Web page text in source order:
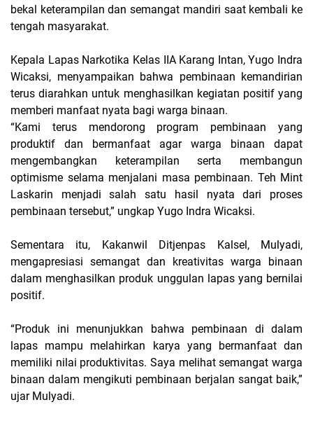
bekal keterampilan dan semangat mandiri saat kembali ke
tengah masyarakat.
Kepala Lapas Narkotika Kelas IIA Karang Intan, Yugo Indra
Wicaksi, menyampaikan bahwa pembinaan kemandirian
terus diarahkan untuk menghasilkan kegiatan positif yang
memberi manfaat nyata bagi warga binaan.
“Kami terus mendorong program pembinaan yang
produktif dan bermanfaat agar warga binaan dapat
mengembangkan keterampilan serta membangun
optimisme selama menjalani masa pembinaan. Teh Mint
Laskarin menjadi salah satu hasil nyata dari proses
pembinaan tersebut,” ungkap Yugo Indra Wicaksi.
Sementara itu, Kakanwil Ditjenpas Kalsel, Mulyadi,
mengapresiasi semangat dan kreativitas warga binaan
dalam menghasilkan produk unggulan lapas yang bernilai
positif.
“Produk ini menunjukkan bahwa pembinaan di dalam
lapas mampu melahirkan karya yang bermanfaat dan
memiliki nilai produktivitas. Saya melihat semangat warga
binaan dalam mengikuti pembinaan berjalan sangat baik,”
ujar Mulyadi.